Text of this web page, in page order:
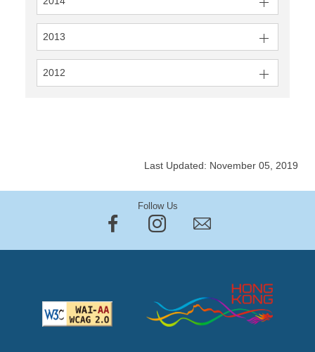
2013
2012
Last Updated: November 05, 2019
Follow Us